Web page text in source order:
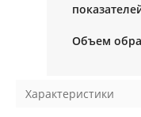
Объем
Характеристики